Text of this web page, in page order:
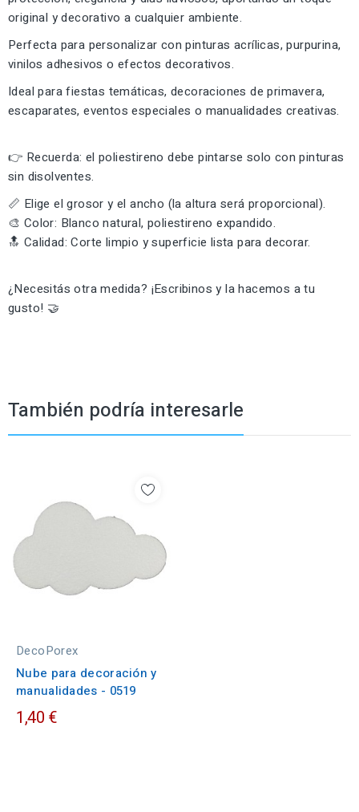
original y decorativo a cualquier ambiente.
Perfecta para personalizar con pinturas acrílicas, purpurina,
vinilos adhesivos o efectos decorativos.
Ideal para fiestas temáticas, decoraciones de primavera,
escaparates, eventos especiales o manualidades creativas.
👉 Recuerda: el poliestireno debe pintarse solo con pinturas
sin disolventes.
📏 Elige el grosor y el ancho (la altura será proporcional).
🎨 Color: Blanco natural, poliestireno expandido.
🔝 Calidad: Corte limpio y superficie lista para decorar.
¿Necesitás otra medida? ¡Escribinos y la hacemos a tu
gusto! 🤝
También podría interesarle
DecoPorex
Nube para decoración y
manualidades - 0519
1,40 €